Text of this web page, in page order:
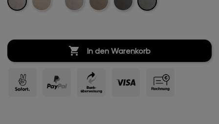
Velvet
 In den Warenkorb